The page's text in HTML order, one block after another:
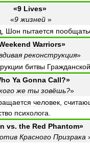
«9 Lives»
«9 жизней »
Шон пытается
Warriors»
реконструкция»
битвы Гражданской
Ya Gonna Call?»
же ты зовёшь?»
человек
психолога
vs. the Red Phantom»
Красного Призрака